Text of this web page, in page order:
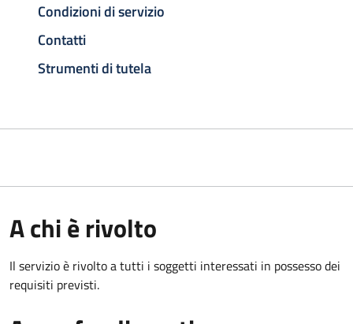
Condizioni di servizio
Contatti
Strumenti di tutela
A chi è rivolto
Il servizio è rivolto a tutti i soggetti interessati in possesso dei
requisiti previsti.